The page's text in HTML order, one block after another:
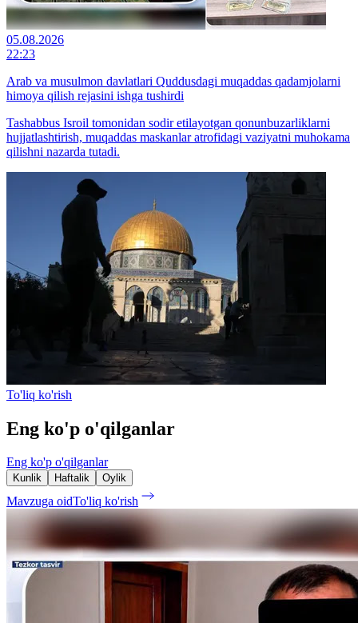
05.08.2026
22:23
Arab va musulmon davlatlari Quddusdagi muqaddas qadamjolarni
himoya qilish rejasini ishga tushirdi
Tashabbus Isroil tomonidan sodir etilayotgan qonunbuzarliklarni
hujjatlashtirish, muqaddas maskanlar atrofidagi vaziyatni muhokama
qilishni nazarda tutadi.
To'liq ko'rish
Eng ko'p o'qilganlar
Eng ko'p o'qilganlar
Kunlik Haftalik Oylik
Mavzuga oidTo'liq ko'rish